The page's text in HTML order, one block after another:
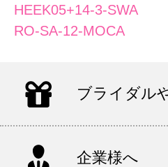
HEEK05+14-3-SWA
RO-SA-12-MOCA
ブライダル
企業様へ